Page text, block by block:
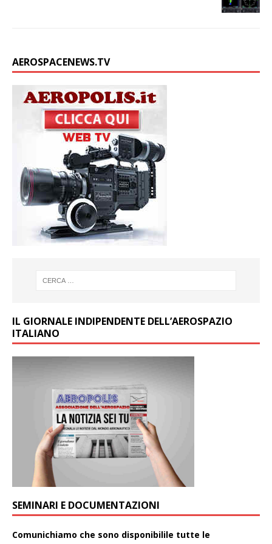
AEROSPACENEWS.TV
IL GIORNALE INDIPENDENTE DELL’AEROSPAZIO
ITALIANO
SEMINARI E DOCUMENTAZIONI
Comunichiamo che sono disponibilile tutte le